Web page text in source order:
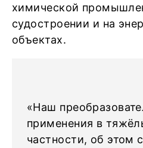
химической
судостроении и на
объектах.
«Наш
применения в
частности, об этом